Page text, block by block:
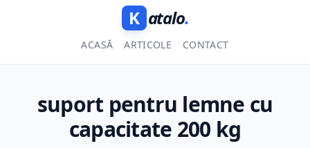
K atalo.
ACASĂ ARTICOLE CONTACT
suport pentru lemne cu
capacitate 200 kg